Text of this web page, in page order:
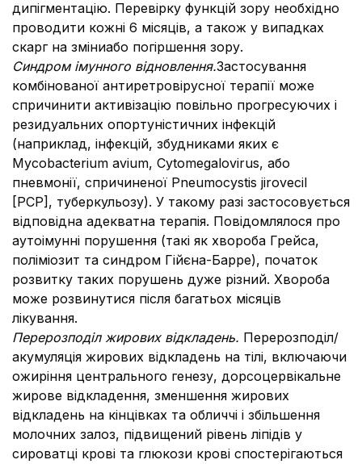
дипігментацію. Перевірку функцій зору необхідно
проводити кожні 6 місяців, а також у випадках
скарг на зміниабо погіршення зору.
Синдром імунного відновлення.Застосування
комбінованої антиретровірусної терапії може
спричинити активізацію повільно прогресуючих і
резидуальних опортуністичних інфекцій
(наприклад, інфекцій, збудниками яких є
Mycobacterium avium, Cytomegalovirus, або
пневмонії, спричиненої Pneumocystis jirovecil
[PCP], туберкульозу). У такому разі застосовується
відповідна адекватна терапія. Повідомлялося про
аутоімунні порушення (такі як хвороба Грейса,
поліміозит та синдром Гійєна-Барре), початок
розвитку таких порушень дуже різний. Хвороба
може розвинутися після багатьох місяців
лікування.
Перерозподіл жирових відкладень. Перерозподіл/
акумуляція жирових відкладень на тілі, включаючи
ожиріння центрального генезу, дорсоцервікальне
жирове відкладення, зменшення жирових
відкладень на кінцівках та обличчі і збільшення
молочних залоз, підвищений рівень ліпідів у
сироватці крові та глюкози крові спостерігаються